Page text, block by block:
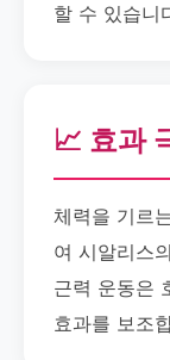
할 수 있습니
📈 효과
체력을 기르
여 시알리스
근력 운동은
효과를 보조